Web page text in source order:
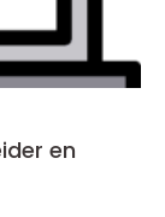
en